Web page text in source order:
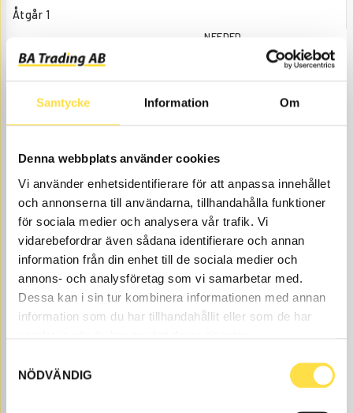
Samtycke Information Om
Denna webbplats använder cookies
Vi använder enhetsidentifierare för att anpassa innehållet
och annonserna till användarna, tillhandahålla funktioner
för sociala medier och analysera vår trafik. Vi
vidarebefordrar även sådana identifierare och annan
information från din enhet till de sociala medier och
annons- och analysföretag som vi samarbetar med.
Dessa kan i sin tur kombinera informationen med annan
information som du har tillhandahållit eller som de har
NÖDVÄNDIG
Åtgår 1
1 456.00
NEEDED
BUY
WORK LAMP HALOGEN 24V
BE846 Item no.11039846 Front.
Åtgår2
Price, VAT excl.
NEEDED